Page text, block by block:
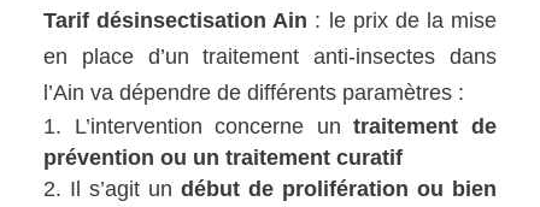
Tarif désinsectisation Ain : le prix de la mise
en place d’un traitement anti-insectes dans
l’Ain va dépendre de différents paramètres :
L’intervention concerne untraitement de
prévention ou un traitement curatif
Il s’agit undébut de prolifération ou bien